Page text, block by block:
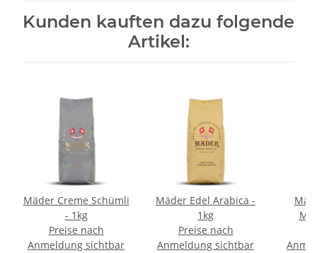
Kunden kauften dazu folgende
Artikel:
Mäder Creme Schümli
- 1kg
Preise nach
Anmeldung sichtbar
Mäder Edel Arabica -
1kg
Preise nach
Anmeldung sichtbar